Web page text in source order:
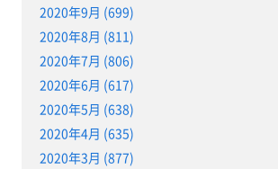
2020年9月 (699)
2020年8月 (811)
2020年7月 (806)
2020年6月 (617)
2020年5月 (638)
2020年4月 (635)
2020年3月 (877)